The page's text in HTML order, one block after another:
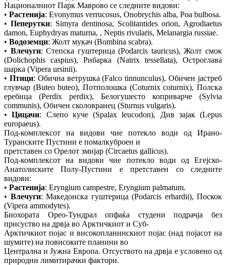
Националниот Парк Маврово се следните видови:
• Растенија: Evonymus verrucosus, Onobrychis alba, Poa bulbosa.
• Пеперутки: Simyra dentinosa, Scolitantides orion, Agrodiaetus
damon, Euphydryas maturna, , Neptis rivularis, Melanargia russiae.
• Водоземци: Жолт мукач (Bombina scabra).
• Влечуги: Степска гуштерица (Podarcis tauricus), Жолт смок
(Dolichophis caspius), Рибарка (Natrix tessellata), Остроглава
шарка (Vipera ursinii).
• Птици: Обична ветрушка (Falco tinnunculus), Обичен јастреб
глувчар (Buteo buteo), Потполошка (Coturnix coturnix), Полска
еребица (Perdix perdix), Белогушесто коприварче (Sylvia
communis), Обичен сколовранец (Sturnus vulgaris).
•Цицачи: Слепо куче (Spalax leucodon), Див зајак (Lepus
europaeus).
Под‐комплексот на видови чие потекло води од Ирано‐
Туранските Пустини е помалкуброен и
претставен со Орелот змијар (Circaetus gallicus).
Под‐комплексот на видови чие потекло води од Егејско‐
Анатолиските Полу‐Пустини е претставен со следните
видови:
• Растенија: Eryngium campestre, Eryngium palmatum.
• Влечуги: Македонска гуштерица (Podarcis erhardii), Поскок
(Vipera ammodytes).
Биохората Орео‐Тундрал опфаќа студени подрачја без
присуство на дрвја во Арктичкиот и Суб‐
Арктичкиот појас и високопланинскиот појас (над појасот на
шумите) на повисоките планини во
Централна и Јужна Европа. Отсуството на дрвја е условено од
природни лимитирачки фактори.